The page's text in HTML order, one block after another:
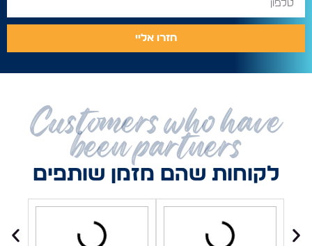
חזרו אליי
Customers who have
been partners
לקוחות שהם מזמן שותפים